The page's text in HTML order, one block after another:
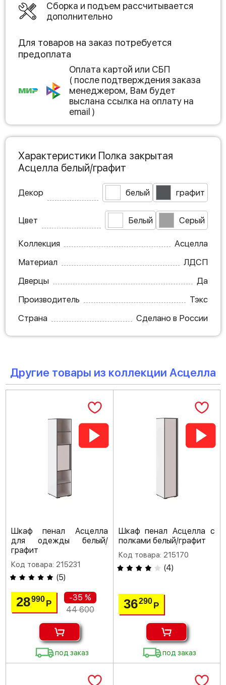
Сборка и подъем рассчитывается
дополнительно
Для товаров на заказ потребуется
предоплата
Оплата картой или СБП
( после подтверждения заказа
менеджером, Вам будет
выслана ссылка на оплату на
email )
Характеристики Полка закрытая
Асцелла белый/графит
Декор белый графит
Цвет Белый Серый
Коллекция
Асцелла
Материал
ЛДСП
Дверцы
Да
Производитель
Тэкс
Страна
Сделано в России
Другие товары из коллекции Асцелла
Шкаф пенал Асцелла
для одежды белый/
графит
Код товара: 215231
(5)
28990Р
-35 %
44 600
под заказ
Шкаф пенал Асцелла с
полками белый/графит
Код товара: 215170
(4)
36290 Р
под заказ